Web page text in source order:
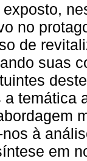
no
de
suas
temática
à
em